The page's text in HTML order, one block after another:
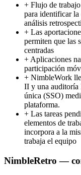
+ Flujo de
para identificar la
análisis
+ Las
permiten que las
centradas
+ Aplicaciones
participación
+ NimbleWork
II y una auditoría
única (SSO)
plataforma.
+ Las tareas
elementos de
incorpora a la
trabaja el equipo
NimbleRetro —